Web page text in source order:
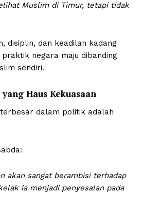
Muslim di Timur, tetapi tidak
disiplin, dan keadilan kadang
negara maju dibanding
sendiri.
Haus Kekuasaan
dalam politik adalah
akan sangat berambisi terhadap
ia menjadi penyesalan pada